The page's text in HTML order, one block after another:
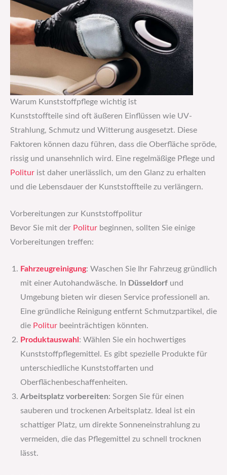
Warum Kunststoffpflege wichtig ist
Kunststoffteile sind oft äußeren Einflüssen wie UV-
Strahlung, Schmutz und Witterung ausgesetzt. Diese
Faktoren können dazu führen, dass die Oberfläche spröde,
rissig und unansehnlich wird. Eine regelmäßige Pflege und
Politur ist daher unerlässlich, um den Glanz zu erhalten
und die Lebensdauer der Kunststoffteile zu verlängern.
Vorbereitungen zur Kunststoffpolitur
Bevor Sie mit der Politur beginnen, sollten Sie einige
Vorbereitungen treffen:
Fahrzeugreinigung: Waschen Sie Ihr Fahrzeug gründlich
mit einer Autohandwäsche. In Düsseldorf und
Umgebung bieten wir diesen Service professionell an.
Eine gründliche Reinigung entfernt Schmutzpartikel, die
die Politur beeinträchtigen könnten.
Produktauswahl : Wählen Sie ein hochwertiges
Kunststoffpflegemittel. Es gibt spezielle Produkte für
unterschiedliche Kunststoffarten und
Oberflächenbeschaffenheiten.
Arbeitsplatz vorbereiten: Sorgen Sie für einen
sauberen und trockenen Arbeitsplatz. Ideal ist ein
schattiger Platz, um direkte Sonneneinstrahlung zu
vermeiden, die das Pflegemittel zu schnell trocknen
lässt.